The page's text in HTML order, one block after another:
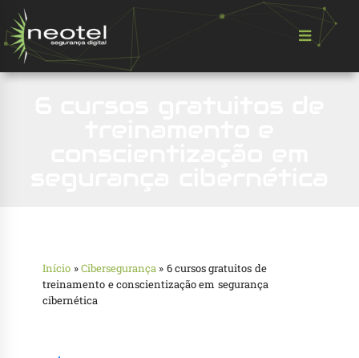
Início »Cibersegurança » 6 cursos gratuitos de
treinamento e conscientização em segurança
cibernética